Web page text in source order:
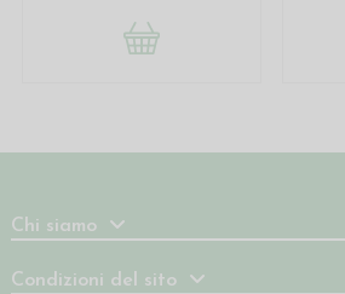
Chi siamo
Condizioni del sito